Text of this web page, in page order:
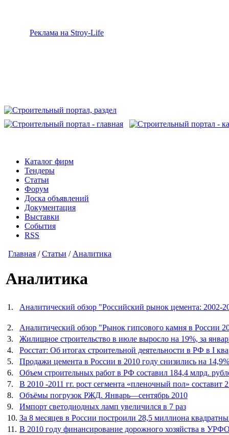
Реклама на Stroy-Life
Каталог фирм
Тендеры
Статьи
Форум
Доска объявлений
Документация
Выставки
События
RSS
Главная /Статьи / Аналитика
Аналитика
1. Аналитический обзор "Российский рынок цемента: 2002-
2.
Аналитический обзор "Рынок гипсового камня в России
3.
Жилищное строительство в июле выросло на 19%, за
4.
Росстат: Об итогах строительной деятельности в РФ в I
5.
Продажи цемента в России в 2010 году снизились на 14,9%
6.
Объем строительных работ в РФ составил 184,4 млрд.
7.
В 2010 -2011 гг. рост сегмента «пленочный пол» составит
8.
Объёмы погрузок РЖД. Январь—сентябрь 2010
9.
Импорт светодиодных ламп увеличился в 7 раз
10. За 8 месяцев в России построили 28,5 миллиона
11. В 2010 году финансирование дорожного хозяйства в